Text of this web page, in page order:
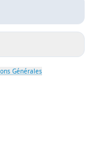
Générales